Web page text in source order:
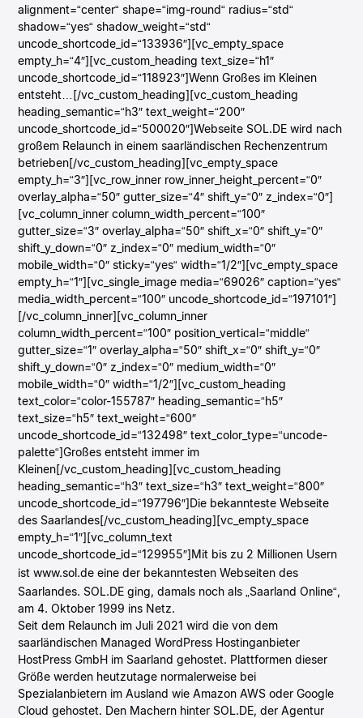
alignment=“center“ shape=“img-round“ radius=“std“
shadow=“yes“ shadow_weight=“std“
uncode_shortcode_id=“133936″][vc_empty_space
empty_h=“4″][vc_custom_heading text_size=“h1″
uncode_shortcode_id=“118923″]Wenn Großes im Kleinen
entsteht…[/vc_custom_heading][vc_custom_heading
heading_semantic=“h3″ text_weight=“200″
uncode_shortcode_id=“500020″]Webseite SOL.DE wird nach
großem Relaunch in einem saarländischen Rechenzentrum
betrieben[/vc_custom_heading][vc_empty_space
empty_h=“3″][vc_row_inner row_inner_height_percent=“0″
overlay_alpha=“50″ gutter_size=“4″ shift_y=“0″ z_index=“0″]
[vc_column_inner column_width_percent=“100″
gutter_size=“3″ overlay_alpha=“50″ shift_x=“0″ shift_y=“0″
shift_y_down=“0″ z_index=“0″ medium_width=“0″
mobile_width=“0″ sticky=“yes“ width=“1/2″][vc_empty_space
empty_h=“1″][vc_single_image media=“69026″ caption=“yes“
media_width_percent=“100″ uncode_shortcode_id=“197101″]
[/vc_column_inner][vc_column_inner
column_width_percent=“100″ position_vertical=“middle“
gutter_size=“1″ overlay_alpha=“50″ shift_x=“0″ shift_y=“0″
shift_y_down=“0″ z_index=“0″ medium_width=“0″
mobile_width=“0″ width=“1/2″][vc_custom_heading
text_color=“color-155787″ heading_semantic=“h5″
text_size=“h5″ text_weight=“600″
uncode_shortcode_id=“132498″ text_color_type=“uncode-
palette“]Großes entsteht immer im
Kleinen[/vc_custom_heading][vc_custom_heading
heading_semantic=“h3″ text_size=“h3″ text_weight=“800″
uncode_shortcode_id=“197796″]Die bekannteste Webseite
des Saarlandes[/vc_custom_heading][vc_empty_space
empty_h=“1″][vc_column_text
uncode_shortcode_id=“129955″]Mit bis zu 2 Millionen Usern
istwww.sol.deeine der bekanntesten Webseiten des
Saarlandes. SOL.DE ging, damals noch als „Saarland Online“,
am 4. Oktober 1999 ins Netz.
Seit dem Relaunch im Juli 2021 wird die von dem
saarländischen Managed WordPress Hostinganbieter
HostPress GmbH im Saarland gehostet. Plattformen dieser
Größe werden heutzutage normalerweise bei
Spezialanbietern im Ausland wie Amazon AWS oder Google
Cloud gehostet. Den Machern hinter SOL.DE, der Agentur